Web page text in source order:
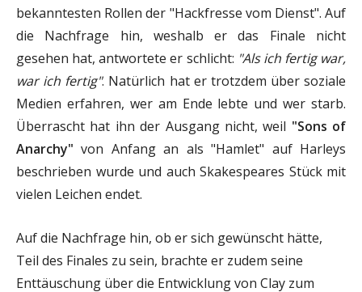
bekanntesten Rollen der "Hackfresse vom Dienst". Auf
die Nachfrage hin, weshalb er das Finale nicht
gesehen hat, antwortete er schlicht: "Als ich fertig war,
war ich fertig". Natürlich hat er trotzdem über soziale
Medien erfahren, wer am Ende lebte und wer starb.
Überrascht hat ihn der Ausgang nicht, weil "Sons of
Anarchy" von Anfang an als "Hamlet" auf Harleys
beschrieben wurde und auch Skakespeares Stück mit
vielen Leichen endet.
Auf die Nachfrage hin, ob er sich gewünscht hätte,
Teil des Finales zu sein, brachte er zudem seine
Enttäuschung über die Entwicklung von Clay zum